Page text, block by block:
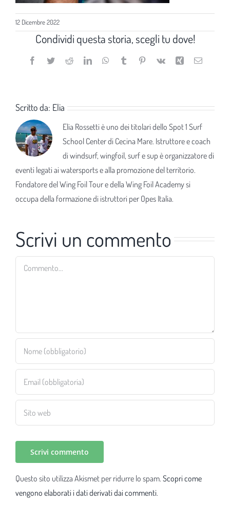
12 Dicembre 2022
Condividi questa storia, scegli tu dove!
Facebook
TwitterRedditLinkedInWhatsApp
TumblrPinterest
Vk Xing Email
Scritto da: Elia
Elia Rossetti è uno dei titolari dello Spot 1 Surf
School Center di Cecina Mare. Istruttore e coach
di windsurf, wingfoil, surf e sup è organizzatore di
eventi legati ai watersports e alla promozione del territorio.
Fondatore del Wing Foil Tour e della Wing Foil Academy si
occupa della formazione di istruttori per Opes Italia.
Scrivi un commento
Commento
Questo sito utilizza Akismet per ridurre lo spam. Scopri come
vengono elaborati i dati derivati dai commenti.